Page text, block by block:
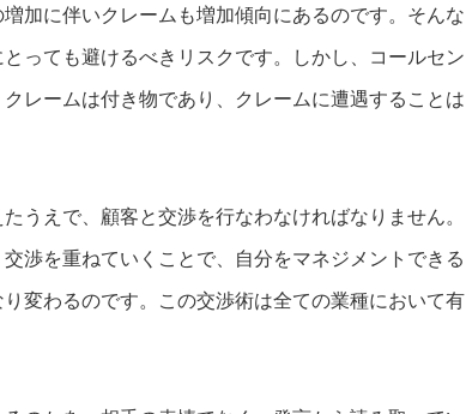
加に伴いクレームも増加傾向にあるのです。そんな
っても避けるべきリスクです。しかし、コールセン
レームは付き物であり、クレームに遭遇することは
うえで、顧客と交渉を行なわなければなりません。
渉を重ねていくことで、自分をマネジメントできる
変わるのです。この交渉術は全ての業種において有